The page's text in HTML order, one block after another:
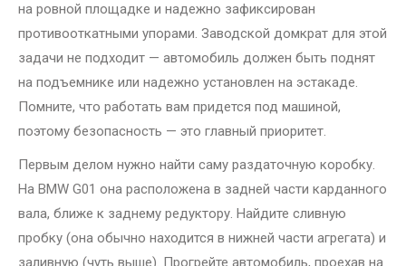
на ровной площадке и надежно зафиксирован
противооткатными упорами. Заводской домкрат для этой
задачи не подходит — автомобиль должен быть поднят
на подъемнике или надежно установлен на эстакаде.
Помните, что работать вам придется под машиной,
поэтому безопасность — это главный приоритет.
Первым делом нужно найти саму раздаточную коробку.
На BMW G01 она расположена в задней части карданного
вала, ближе к заднему редуктору. Найдите сливную
пробку (она обычно находится в нижней части агрегата) и